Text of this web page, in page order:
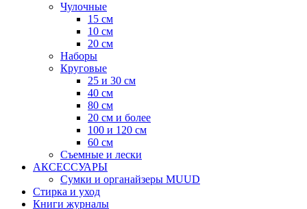
Чулочные
15 см
10 см
20 см
Наборы
Круговые
25 и 30 см
40 см
80 см
20 см и более
100 и 120 см
60 см
Съемные и лески
АКСЕССУАРЫ
Сумки и органайзеры MUUD
Стирка и уход
Книги журналы